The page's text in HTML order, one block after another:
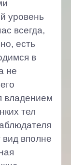
уровень
всегда,
есть
в
не
владением
тел
вполне